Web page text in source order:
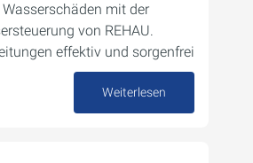
mit der
von REHAU.
effektiv und sorgenfrei
24. September 2024
Weiterlesen